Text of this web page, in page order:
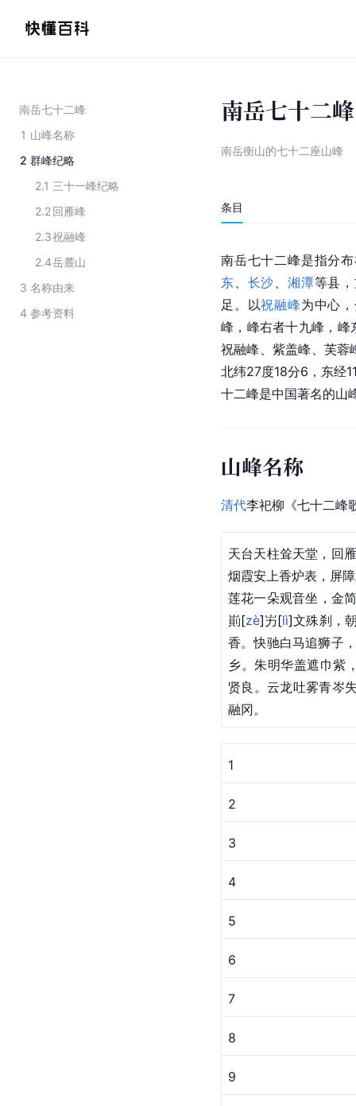
南岳七十二峰
1 山峰名称
2 群峰纪略
2.1 三十一峰纪略
2.2回雁峰
2.3祝融峰
2.4岳麓山
3 名称由来
4 参考资料
南岳七十二峰
南岳衡山的七十二座山峰
条目
南岳七十二峰是指分
东
长沙 湘潭等县
足。以祝融峰为中心
峰，峰右者十九峰，峰
祝融峰、紫盖峰、芙蓉
北纬27度18分6，东经
十二峰是中国著名的山
山峰名称
清代李祀柳《七十二峰
天台天柱耸天堂，回
烟霞安上香炉表，屏
莲花一朵观音坐，金
崱[zè]屴[lì]文殊刹，
香。快驰白马追狮子
乡。朱明华盖遮巾紫
贤良。云龙吐雾青岑
融冈。
1
2
3
4
5
6
7
8
9